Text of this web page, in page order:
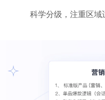
科学分级，注重区域